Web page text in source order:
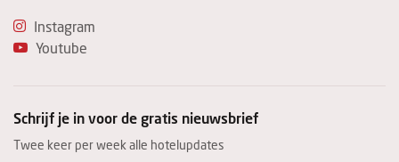
Instagram
Youtube
Schrijf je in voor de gratis nieuwsbrief
Twee keer per week alle hotelupdates